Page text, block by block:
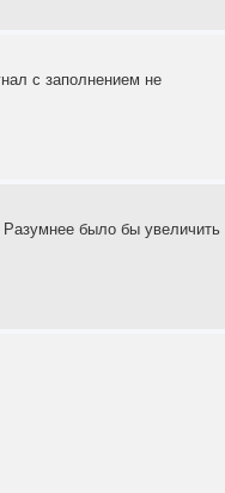
с заполнением не
было бы увеличить